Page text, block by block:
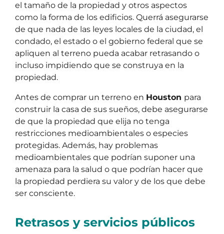
el tamaño de la propiedad y otros aspectos
como la forma de los edificios. Querrá asegurarse
de que nada de las leyes locales de la ciudad, el
condado, el estado o el gobierno federal que se
apliquen al terreno pueda acabar retrasando o
incluso impidiendo que se construya en la
propiedad.
Antes de comprar un terreno en Houston para
construir la casa de sus sueños, debe asegurarse
de que la propiedad que elija no tenga
restricciones medioambientales o especies
protegidas. Además, hay problemas
medioambientales que podrían suponer una
amenaza para la salud o que podrían hacer que
la propiedad perdiera su valor y de los que debe
ser consciente.
Retrasos y servicios públicos